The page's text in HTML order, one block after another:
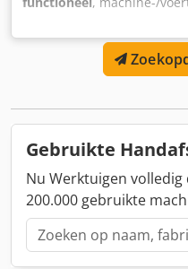
aluminium en PVC
veiligheidszaag - Zagen
in alle gewenste hoeken
graden OPTIES -
Diamantzaag
Gebruikte
Nu Werktuigen
200.000 gebruikte